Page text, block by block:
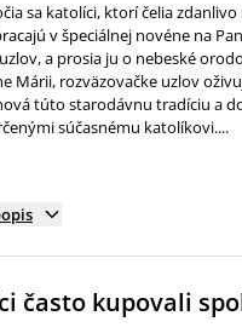
sa katolíci, ktorí čelia
v špeciálnej novéne na
a prosia ju o nebeské
Márii, rozväzovačke uzlov
túto starodávnu tradíciu a
súčasnému katolíkovi....
často kupovali